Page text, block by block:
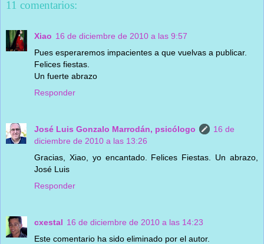
11 comentarios:
Xiao 16 de diciembre de 2010 a las 9:57
Pues esperaremos impacientes a que vuelvas a publicar.
Felices fiestas.
Un fuerte abrazo
Responder
José Luis Gonzalo Marrodán, psicólogo
16 de
diciembre de 2010 a las 13:26
Gracias, Xiao, yo encantado. Felices Fiestas. Un abrazo,
José Luis
Responder
cxestal 16 de diciembre de 2010 a las 14:23
Este comentario ha sido eliminado por el autor.